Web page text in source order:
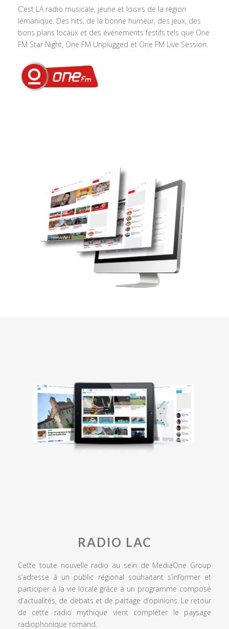
C’est LA radio musicale, jeune et loisirs de la région
lémanique. Des hits, de la bonne humeur, des jeux, des
bons plans locaux et des événements festifs tels que One
FM Star Night, One FM Unplugged et One FM Live Session.
RADIO LAC
Cette toute nouvelle radio au sein de MediaOne Group
s’adresse à un public régional souhaitant s’informer et
participer à la vie locale grâce à un programme composé
d’actualités, de débats et de partage d’opinions. Le retour
de cette radio mythique vient compléter le paysage
radiophonique romand.